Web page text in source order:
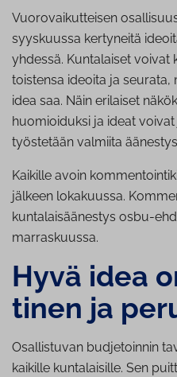
Vuorovaikutteisen
syyskuussa kertyneitä
yhdessä. Kuntalaiset
toistensa ideoita ja
idea saa. Näin erilaiset
huomioiduksi ja ideat
työstetään valmiita
Kaikille avoin
jälkeen lokakuussa.
kuntalaisäänestys osbu-
marraskuussa.
Hyvä idea
ti­nen ja
Osallistuvan budjetoinnin
kaikille kuntalaisille. Sen